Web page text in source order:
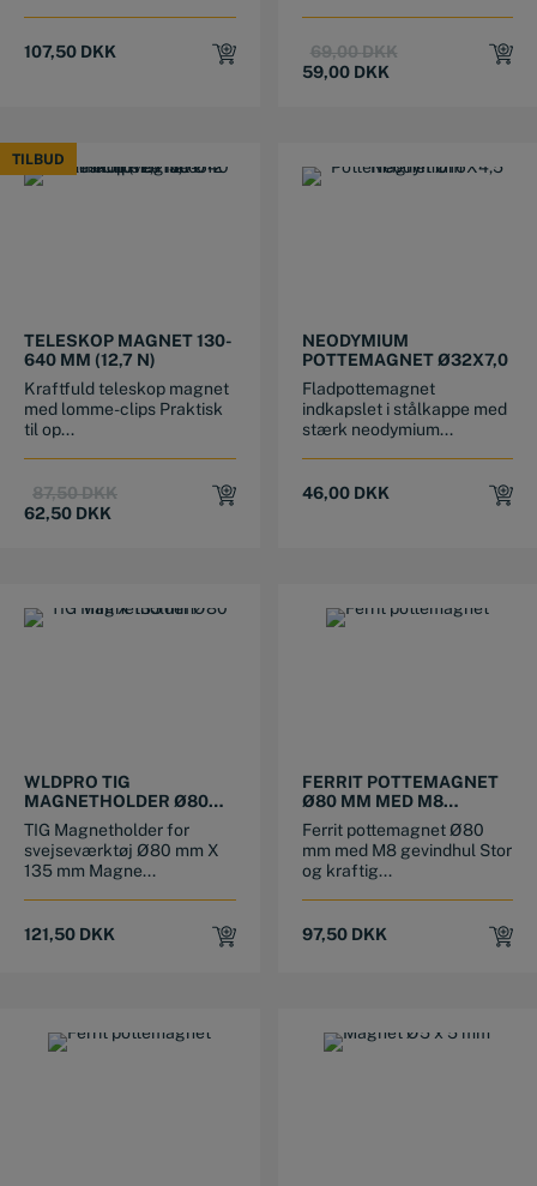
107,50 DKK 69,00DKKOriginal
59,00 DKK
Current
TILBUD
TILBUD
TELESKOP MAGNET 130-
640 MM (12,7 N)
Kraftfuld teleskop magnet
med lomme-clips Praktisk
til op...
87,50DKKOriginal
62,50 DKK
Current
NEODYMIUM
POTTEMAGNET Ø32X7,0
Fladpottemagnet
indkapslet i stålkappe med
stærk neodymium...
46,00 DKK
WLDPRO TIG
MAGNETHOLDER Ø80
MM X 135 MM
TIG Magnetholder for
svejseværktøj Ø80 mm X
135 mm Magne...
121,50 DKK
FERRIT POTTEMAGNET
Ø80 MM MED M8
GEVINDHUL
Ferrit pottemagnet Ø80
mm med M8 gevindhul Stor
og kraftig...
97,50 DKK